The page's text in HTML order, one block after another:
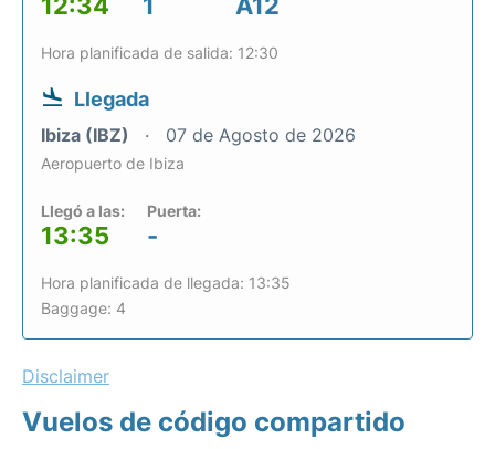
12:34 1 A12
Hora planificada de salida: 12:30
Llegada
Ibiza (IBZ) 07 de Agosto de 2026
Aeropuerto de Ibiza
Llegó a las:
13:35
Puerta:
-
Hora planificada de llegada: 13:35
Baggage: 4
Disclaimer
Vuelos de código compartido